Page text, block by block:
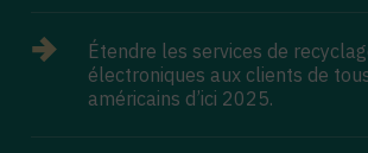
Étendre les services de
électroniques aux clients de
américains d’ici 2025.